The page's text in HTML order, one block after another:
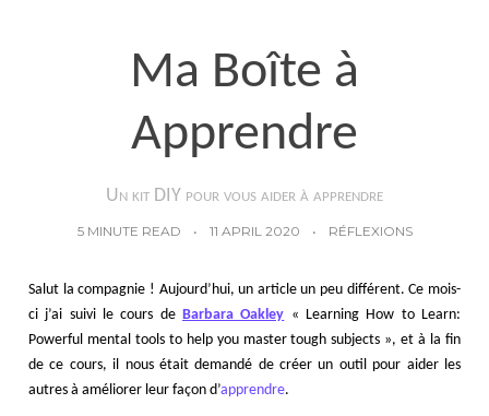
Ma Boîte à
Apprendre
Un kit DIY pour vous aider à apprendre
5 MINUTE READ 11 APRIL 2020 RÉFLEXIONS
Salut la compagnie ! Aujourd’hui, un article un peu différent. Ce mois-
ci j’ai suivi le cours de Barbara Oakley « Learning How to Learn:
Powerful mental tools to help you master tough subjects », et à la fin
de ce cours, il nous était demandé de créer un outil pour aider les
autres à améliorer leur façon d’apprendre.